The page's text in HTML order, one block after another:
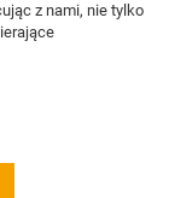
z nami, nie tylko